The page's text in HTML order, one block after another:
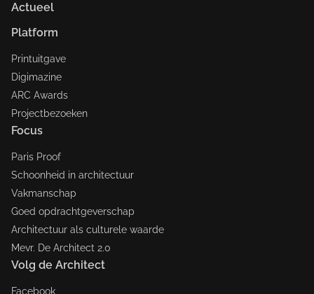
Actueel
Platform
Printuitgave
Digimazine
ARC Awards
Projectbezoeken
Focus
Paris Proof
Schoonheid in architectuur
Vakmanschap
Goed opdrachtgeverschap
Architectuur als culturele waarde
Mevr. De Architect 2.0
Volg de Architect
Facebook